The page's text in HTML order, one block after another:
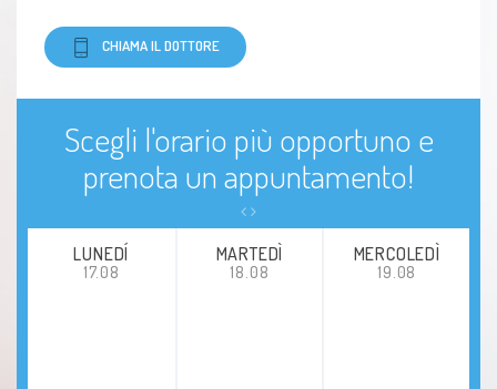
CHIAMA IL DOTTORE
Scegli l'orario più opportuno e
prenota un appuntamento!
LUNEDÍ
17.08
MARTEDÌ
18.08
MERCOLEDÌ
19.08